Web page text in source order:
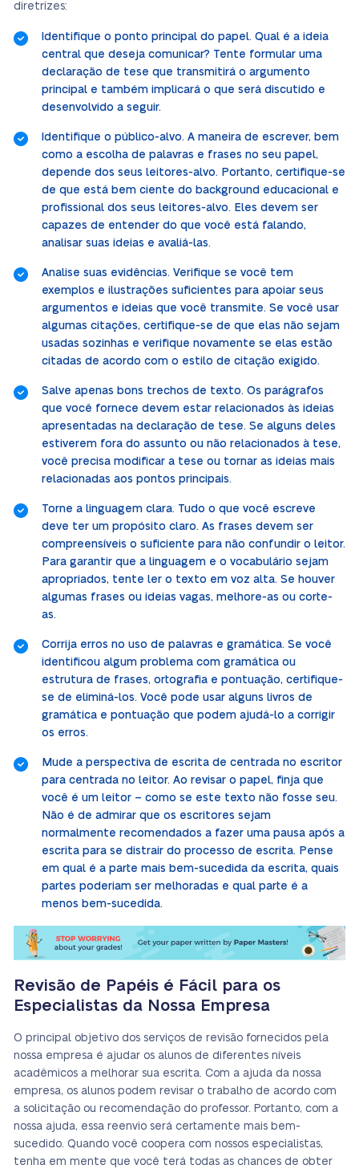
diretrizes:
Identifique o ponto principal do papel. Qual é a ideia
central que deseja comunicar? Tente formular uma
declaração de tese que transmitirá o argumento
principal e também implicará o que será discutido e
desenvolvido a seguir.
Identifique o público-alvo. A maneira de escrever, bem
como a escolha de palavras e frases no seu papel,
depende dos seus leitores-alvo. Portanto, certifique-se
de que está bem ciente do background educacional e
profissional dos seus leitores-alvo. Eles devem ser
capazes de entender do que você está falando,
analisar suas ideias e avaliá-las.
Analise suas evidências. Verifique se você tem
exemplos e ilustrações suficientes para apoiar seus
argumentos e ideias que você transmite. Se você usar
algumas citações, certifique-se de que elas não sejam
usadas sozinhas e verifique novamente se elas estão
citadas de acordo com o estilo de citação exigido.
Salve apenas bons trechos de texto. Os parágrafos
que você fornece devem estar relacionados às ideias
apresentadas na declaração de tese. Se alguns deles
estiverem fora do assunto ou não relacionados à tese,
você precisa modificar a tese ou tornar as ideias mais
relacionadas aos pontos principais.
Torne a linguagem clara. Tudo o que você escreve
deve ter um propósito claro. As frases devem ser
compreensíveis o suficiente para não confundir o leitor.
Para garantir que a linguagem e o vocabulário sejam
apropriados, tente ler o texto em voz alta. Se houver
algumas frases ou ideias vagas, melhore-as ou corte-
as.
Corrija erros no uso de palavras e gramática. Se você
identificou algum problema com gramática ou
estrutura de frases, ortografia e pontuação, certifique-
se de eliminá-los. Você pode usar alguns livros de
gramática e pontuação que podem ajudá-lo a corrigir
os erros.
Mude a perspectiva de escrita de centrada no escritor
para centrada no leitor. Ao revisar o papel, finja que
você é um leitor – como se este texto não fosse seu.
Não é de admirar que os escritores sejam
normalmente recomendados a fazer uma pausa após a
escrita para se distrair do processo de escrita. Pense
em qual é a parte mais bem-sucedida da escrita, quais
partes poderiam ser melhoradas e qual parte é a
menos bem-sucedida.
Revisão de Papéis é Fácil para os
Especialistas da Nossa Empresa
O principal objetivo dos serviços de revisão fornecidos pela
nossa empresa é ajudar os alunos de diferentes níveis
acadêmicos a melhorar sua escrita. Com a ajuda da nossa
empresa, os alunos podem revisar o trabalho de acordo com
a solicitação ou recomendação do professor. Portanto, com a
nossa ajuda, essa reenvio será certamente mais bem-
sucedido. Quando você coopera com nossos especialistas,
tenha em mente que você terá todas as chances de obter